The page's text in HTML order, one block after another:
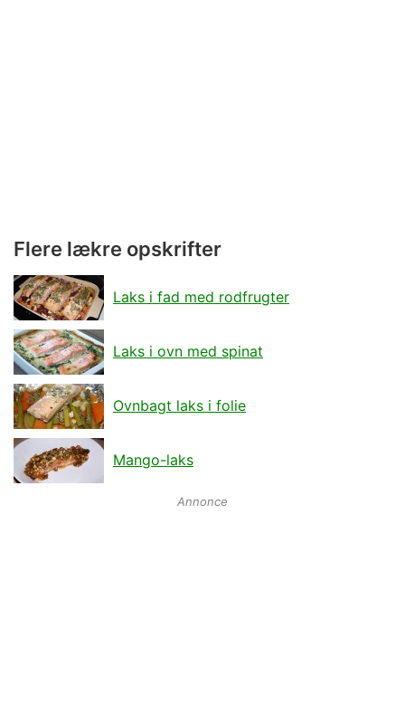
Flere lækre opskrifter
Laks i fad med rodfrugter
Laks i ovn med spinat
Ovnbagt laks i folie
Mango-laks
Annonce